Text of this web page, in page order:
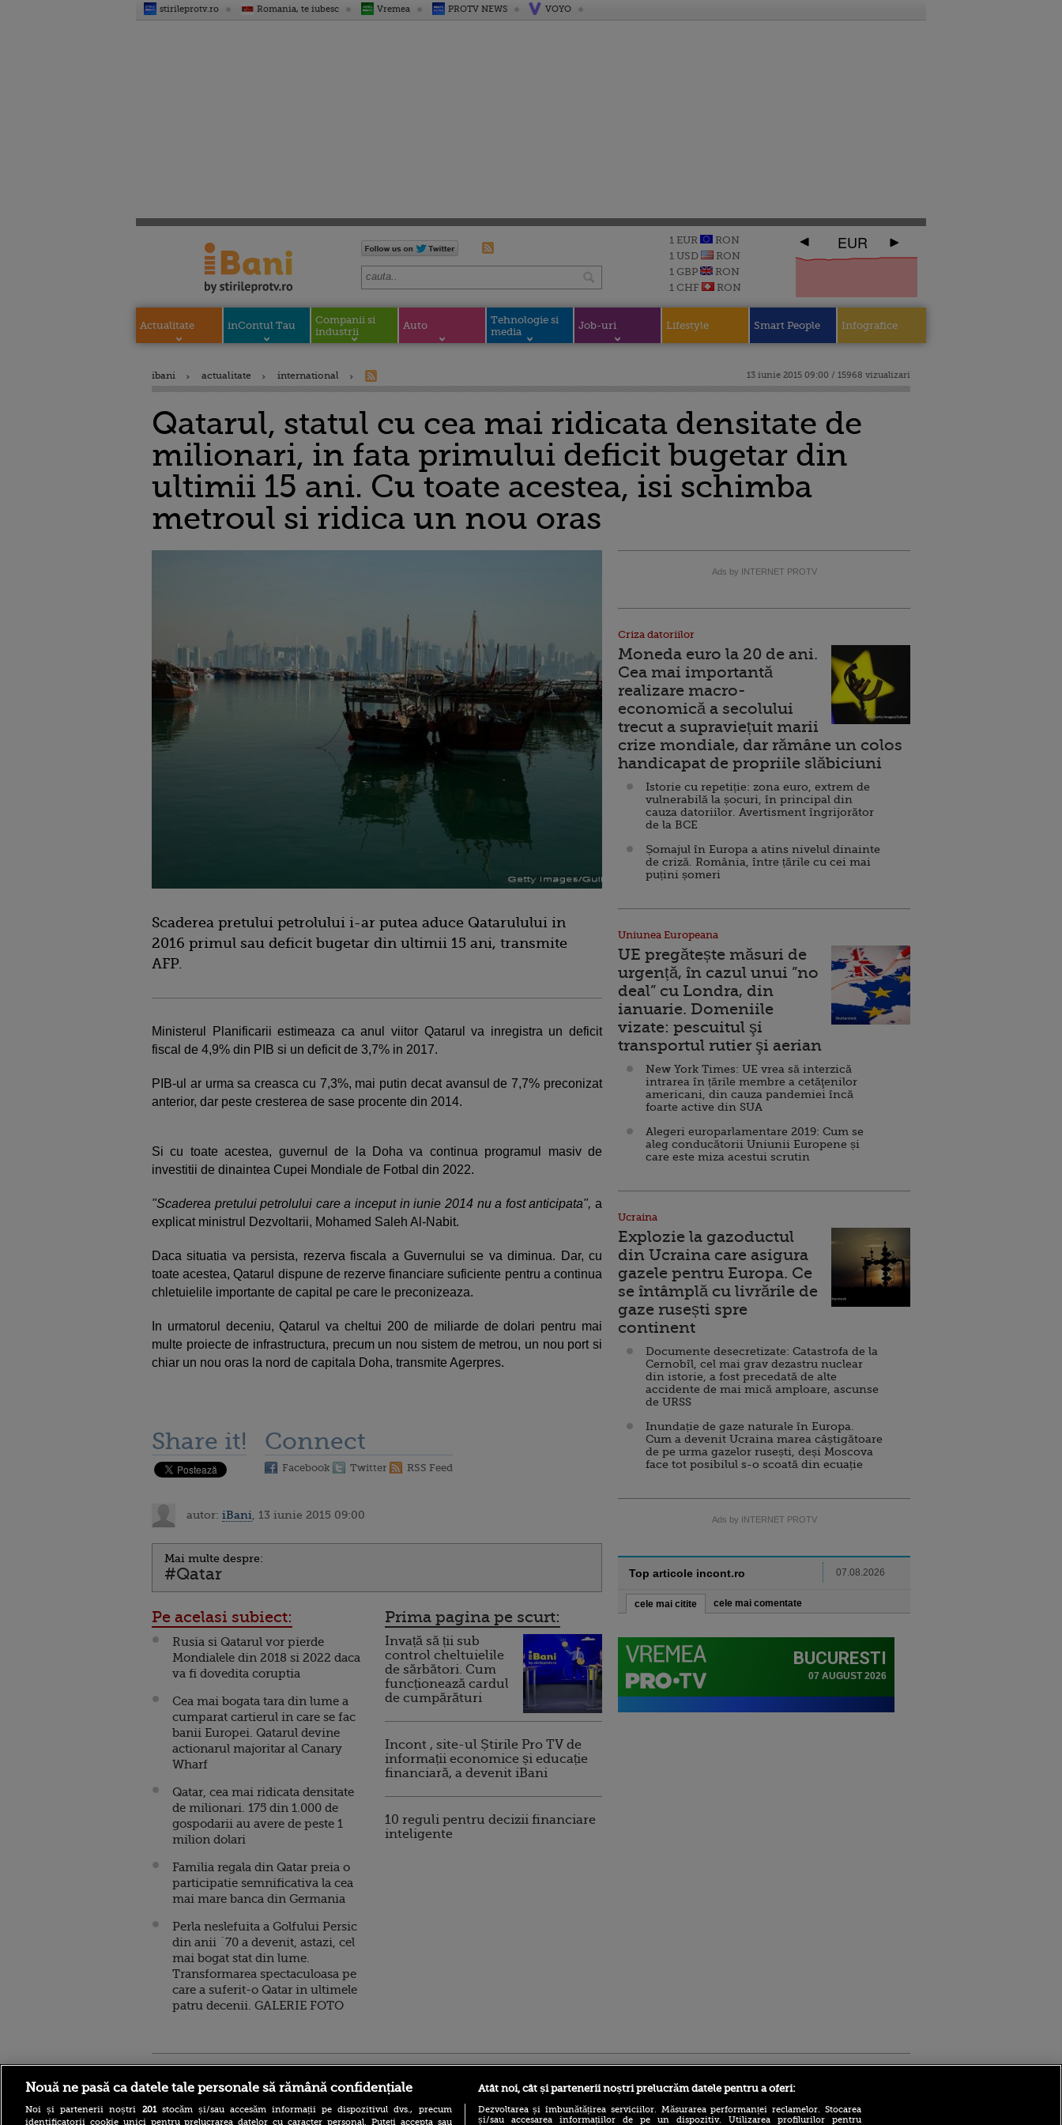
stirileprotv.ro Romania, te iubesc Vremea PROTV NEWS VOYO
1 EUR
RON
1 USD
RON
1 GBP
RON
1 CHF
RON
EUR
Actualitate inContul Tau
Companii si
industrii
Auto
Tehnologie si
media
Job-uri Lifestyle Smart People Infografice
ibani actualitate international 13 iunie 2015 09:00 / 15968 vizualizari
Qatarul, statul cu cea mai ridicata densitate de
milionari, in fata primului deficit bugetar din
ultimii 15 ani. Cu toate acestea, isi schimba
metroul si ridica un nou oras
Scaderea pretului petrolului i-ar putea aduce Qatarulului in
2016 primul sau deficit bugetar din ultimii 15 ani, transmite
AFP.
Ministerul Planificarii estimeaza ca anul viitor Qatarul va inregistra un deficit
fiscal de 4,9% din PIB si un deficit de 3,7% in 2017.
PIB-ul ar urma sa creasca cu 7,3%, mai putin decat avansul de 7,7% preconizat
anterior, dar peste cresterea de sase procente din 2014.
Si cu toate acestea, guvernul de la Doha va continua programul masiv de
investitii de dinaintea Cupei Mondiale de Fotbal din 2022.
"Scaderea pretului petrolului care a inceput in iunie 2014 nu a fost anticipata", a
explicat ministrul Dezvoltarii, Mohamed Saleh Al-Nabit.
Daca situatia va persista, rezerva fiscala a Guvernului se va diminua. Dar, cu
toate acestea, Qatarul dispune de rezerve financiare suficiente pentru a continua
chletuielile importante de capital pe care le preconizeaza.
In urmatorul deceniu, Qatarul va cheltui 200 de miliarde de dolari pentru mai
multe proiecte de infrastructura, precum un nou sistem de metrou, un nou port si
chiar un nou oras la nord de capitala Doha, transmite Agerpres.
Share it! Connect
Facebook Twitter RSS Feed
autor: iBani , 13 iunie 2015 09:00
Mai multe despre:
#Qatar
Pe acelasi subiect:
Rusia si Qatarul vor pierde
Mondialele din 2018 si 2022 daca
va fi dovedita coruptia
Cea mai bogata tara din lume a
cumparat cartierul in care se fac
banii Europei. Qatarul devine
actionarul majoritar al Canary
Wharf
Qatar, cea mai ridicata densitate
de milionari. 175 din 1.000 de
gospodarii au avere de peste 1
milion dolari
Familia regala din Qatar preia o
participatie semnificativa la cea
mai mare banca din Germania
Perla neslefuita a Golfului Persic
din anii `70 a devenit, astazi, cel
mai bogat stat din lume.
Transformarea spectaculoasa pe
care a suferit-o Qatar in ultimele
patru decenii. GALERIE FOTO
Prima pagina pe scurt:
Invață să ții sub
control cheltuielile
de sărbători. Cum
funcționează cardul
de cumpărături
Incont , site-ul Știrile Pro TV de
informații economice și educație
financiară, a devenit iBani
10 reguli pentru decizii financiare
inteligente
Ads by INTERNET PROTV
Criza datoriilor
Moneda euro la 20 de ani.
Cea mai importantă
realizare macro-
economică a secolului
trecut a supraviețuit marii
crize mondiale, dar rămâne un colos
handicapat de propriile slăbiciuni
Istorie cu repetiție: zona euro, extrem de
vulnerabilă la șocuri, în principal din
cauza datoriilor. Avertisment îngrijorător
de la BCE
Șomajul în Europa a atins nivelul dinainte
de criză. România, între țările cu cei mai
puțini șomeri
Uniunea Europeana
UE pregătește măsuri de
urgență, în cazul unui ”no
deal” cu Londra, din
ianuarie. Domeniile
vizate: pescuitul şi
transportul rutier şi aerian
New York Times: UE vrea să interzică
intrarea în țările membre a cetăţenilor
americani, din cauza pandemiei încă
foarte active din SUA
Alegeri europarlamentare 2019: Cum se
aleg conducătorii Uniunii Europene și
care este miza acestui scrutin
Ucraina
Explozie la gazoductul
din Ucraina care asigura
gazele pentru Europa. Ce
se întâmplă cu livrările de
gaze rusești spre
continent
Documente desecretizate: Catastrofa de la
Cernobîl, cel mai grav dezastru nuclear
din istorie, a fost precedată de alte
accidente de mai mică amploare, ascunse
de URSS
Inundație de gaze naturale în Europa.
Cum a devenit Ucraina marea câștigătoare
de pe urma gazelor rusești, deși Moscova
face tot posibilul s-o scoată din ecuație
Ads by INTERNET PROTV
Top articole incont.ro 07.08.2026
cele mai citite cele mai comentate
Nouă ne pasă ca datele tale personale să rămână confidențiale
Noi și partenerii noștri 201stocăm și/sau accesăm informații pe dispozitivul dvs., precum
identificatorii cookie unici pentru prelucrarea datelor cu caracter personal. Puteți accepta sau
Atât noi, cât și partenerii noștri prelucrăm datele pentru a oferi:
Dezvoltarea și îmbunătățirea serviciilor. Măsurarea performanței reclamelor. Stocarea
și/sau accesarea informațiilor de pe un dispozitiv. Utilizarea profilurilor pentru